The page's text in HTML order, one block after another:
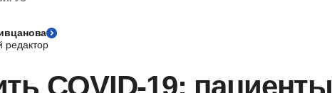
COVID-19: пациенты